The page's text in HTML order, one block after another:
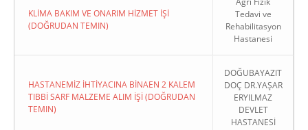
KLİMA BAKIM VE ONARIM HİZMET İŞİ
(DOĞRUDAN TEMIN)
Tedavi ve
Rehabilitasyon
Hastanesi
HASTANEMİZ İHTİYACINA BİNAEN 2 KALEM
TIBBİ SARF MALZEME ALIM İŞİ (DOĞRUDAN
TEMIN)
DOĞUBAYAZIT
DOÇ DR.YAŞAR
ERYILMAZ
DEVLET
HASTANESİ